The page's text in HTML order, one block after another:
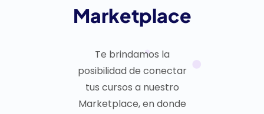
Marketplace
Te brindamos la
posibilidad de conectar
tus cursos a nuestro
Marketplace, en donde